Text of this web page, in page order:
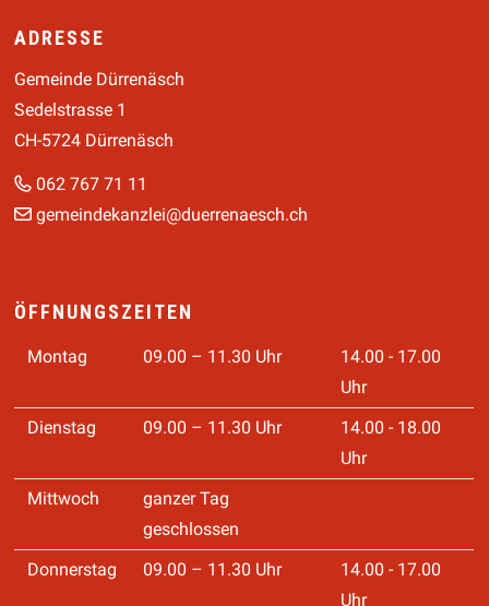
Footer
ADRESSE
Gemeinde Dürrenäsch
Sedelstrasse 1
CH-5724 Dürrenäsch
062 767 71 11
gemeindekanzlei@duerrenaesch.ch
ÖFFNUNGSZEITEN
Montag 09.00 – 11.30 Uhr
14.00 - 17.00
Uhr
Dienstag
09.00 – 11.30 Uhr
14.00 - 18.00
Uhr
Mittwoch
ganzer Tag
geschlossen
Donnerstag
09.00 – 11.30 Uhr
14.00 - 17.00
Uhr